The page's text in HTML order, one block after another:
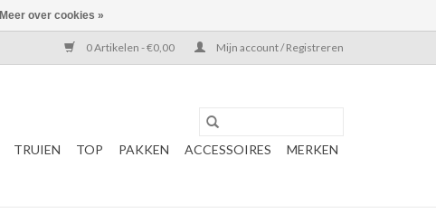
0 Artikelen - €0,00 Mijn account / Registreren
TRUIEN TOP PAKKEN ACCESSOIRES MERKEN
Meer over cookies »